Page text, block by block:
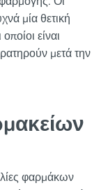
μία θετική
είναι
μετά την
φαρμάκων